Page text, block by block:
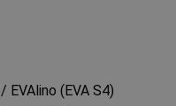
/ EVAlino (EVA S4)